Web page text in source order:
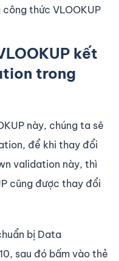
thức VLOOKUP
kết
trong
này, chúng ta sẽ
để khi thay đổi
validation này, thì
cũng được thay đổi
bị Data
sau đó bấm vào thẻ